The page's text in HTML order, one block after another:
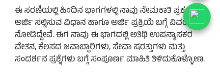
ಈ ಸರಣಿಯಲ್ಲಿ ಹಿಂದಿನ ಭಾಗಗಳಲ್ಲಿ ನಾವು ನೇಮಕಾತಿ ಪ್ರಕಟಣೆ,
ಅರ್ಜಿ ಸಲ್ಲಿಸುವ ವಿಧಾನ ಹಾಗೂ ಅರ್ಜಿ ಪ್ರಕ್ರಿಯೆ ಬಗ್ಗೆ ವಿವರವಾಗಿ
ನೋಡಿದ್ದೇವೆ. ಈಗ ನಾವು ಈ ಭಾಗದಲ್ಲಿ ಅತಿಥಿ ಉಪನ್ಯಾಸಕರ
ವೇತನ, ಕೆಲಸದ ಜವಾಬ್ದಾರಿಗಳು, ಸೇವಾ ಷರತ್ತುಗಳು ಮತ್ತು
ಸಂದರ್ಶನ ಪ್ರಶ್ನೆಗಳು ಬಗ್ಗೆ ಸಂಪೂರ್ಣ ಮಾಹಿತಿ ತಿಳಿದುಕೊಳ್ಳೋಣ.